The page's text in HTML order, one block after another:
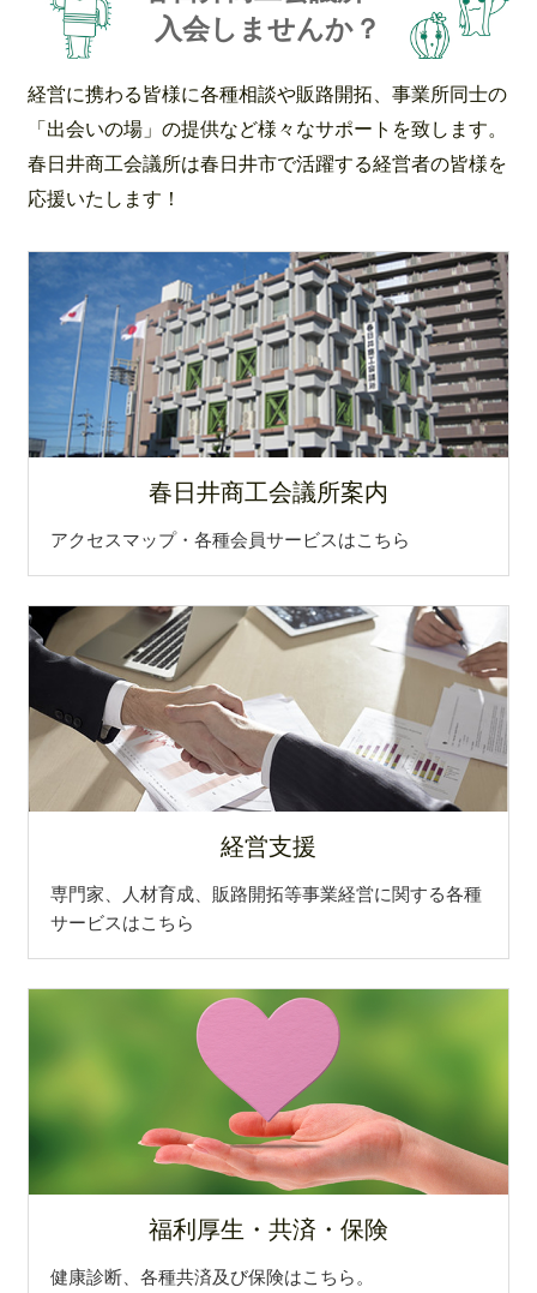
9月健康診断 申込受付中
2026.7.1
会議所ニュース7月号発行しました！
㈱モア・フーズさんが、これを見れば強い日本にな
る！加藤浩次のビジネスサバイブ～挑戦者たちの本
2026.3.9
第23回 日本商工会議所青年部「ビジネスプランコン
議所会頭賞（総合グランプリ）を受賞しました！
2025.10.30
中京パイプ工業㈱ 代表取締役社長 山田 晶子 氏が
「第35回中経トパーズ賞」を受賞されました！
2025.9.9
第96回都市対抗野球春日井市代表「王子」が優勝(21
年ぶり2回目）優勝おめでとうございます！
と育ちをテーマに「シェア型書店＋新刊＋古本の本
2025.3.26
(株)ロウダンさんが-19℃の冷却力で頭を冷やす!「サ
イバーチルピロー」でクラウドファンディング挑戦
中！
2025.3.21
バタフライブルワリーさんが、2025年自治体アワー
ド「ふるさと納税返礼品」部門にてブロンズ賞を受
2025.3.17
(株)gufoさんが、出産後のママたちが心からゆった
り過ごせる現代版子育て長屋でクラウドファンディ
ング挑戦中！
ナビエース㈱さんが、3月11日(火)23:16～テレビ愛
知「 LIFE IS MONEY～世の中お金で見てみよう～
」へ出演されます！
入会しませんか？
経営に携わる皆様に各種相談や販路開拓、事業所同士の
「出会いの場」の提供など様々なサポートを致します。
春日井商工会議所は春日井市で活躍する経営者の皆様を
応援いたします！
春日井商工会議所案内
アクセスマップ・各種会員サービスはこちら
経営支援
専門家、人材育成、販路開拓等事業経営に関する各種
サービスはこちら
福利厚生・共済・保険
健康診断、各種共済及び保険はこちら。